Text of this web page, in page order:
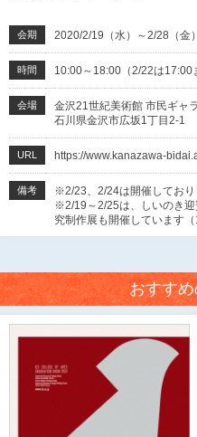
会期 2020/2/19（水）～2/28（金）
時間 10:00～18:00（2/22は17:00
会場
金沢21世紀美術館 市民ギャ
石川県金沢市広坂1丁目2-1
URL https://www.kanazawa-
備考
※2/23、2/24は開催しており
※2/19～2/25は、しいのき
究制作展も開催しています
おすす